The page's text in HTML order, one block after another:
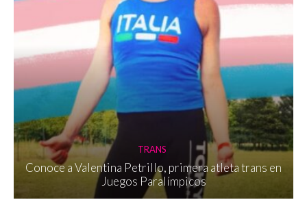
TRANS
Conoce a Valentina Petrillo, primera atleta trans en
Juegos Paralímpicos